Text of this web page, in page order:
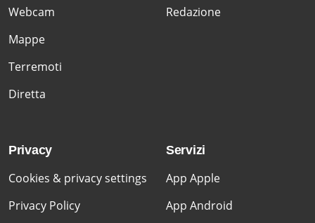
Webcam
Mappe
Terremoti
Diretta
Redazione
Privacy
Cookies & privacy settings
Privacy Policy
Servizi
App Apple
App Android